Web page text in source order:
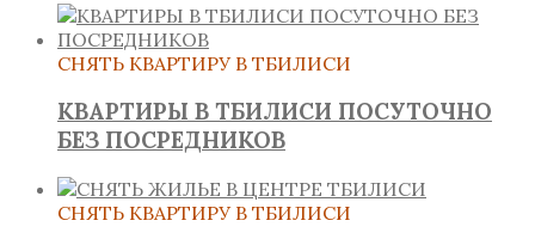
СНЯТЬ КВАРТИРУ В ТБИЛИСИ
КВАРТИРЫ В ТБИЛИСИ ПОСУТОЧНО
БЕЗ ПОСРЕДНИКОВ
СНЯТЬ КВАРТИРУ В ТБИЛИСИ